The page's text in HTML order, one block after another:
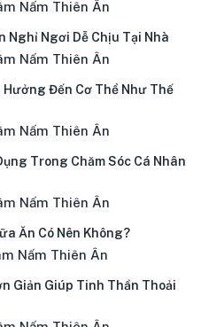
Nấm Thiên Ân
Nghỉ Ngơi Dễ Chịu Tại Nhà
Nấm Thiên Ân
Hưởng Đến Cơ Thể Như Thế
Nấm Thiên Ân
Trong Chăm Sóc Cá Nhân
Nấm Thiên Ân
Ăn Có Nên Không?
Nấm Thiên Ân
Giản Giúp Tinh Thần Thoải